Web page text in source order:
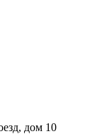
дом 10